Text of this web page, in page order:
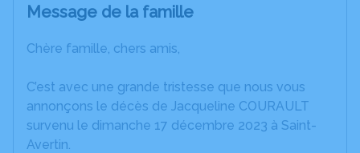
Message de la famille
Chère famille, chers amis,
C’est avec une grande tristesse que nous vous
annonçons le décès de Jacqueline COURAULT
survenu le dimanche 17 décembre 2023 à Saint-
Avertin.